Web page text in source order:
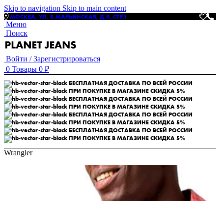
Skip to navigation Skip to main content
МОСКВА, УЛ. Б.МАРЬИНСКАЯ, Д.9, СТР.1
Меню
Поиск
Войти / Зарегистрироваться
0 Товары 0 ₽
БЕСПЛАТНАЯ ДОСТАВКА ПО ВСЕЙ РОССИИ
ПРИ ПОКУПКЕ В МАГАЗИНЕ СКИДКА 5%
БЕСПЛАТНАЯ ДОСТАВКА ПО ВСЕЙ РОССИИ
ПРИ ПОКУПКЕ В МАГАЗИНЕ СКИДКА 5%
БЕСПЛАТНАЯ ДОСТАВКА ПО ВСЕЙ РОССИИ
ПРИ ПОКУПКЕ В МАГАЗИНЕ СКИДКА 5%
БЕСПЛАТНАЯ ДОСТАВКА ПО ВСЕЙ РОССИИ
ПРИ ПОКУПКЕ В МАГАЗИНЕ СКИДКА 5%
Wrangler